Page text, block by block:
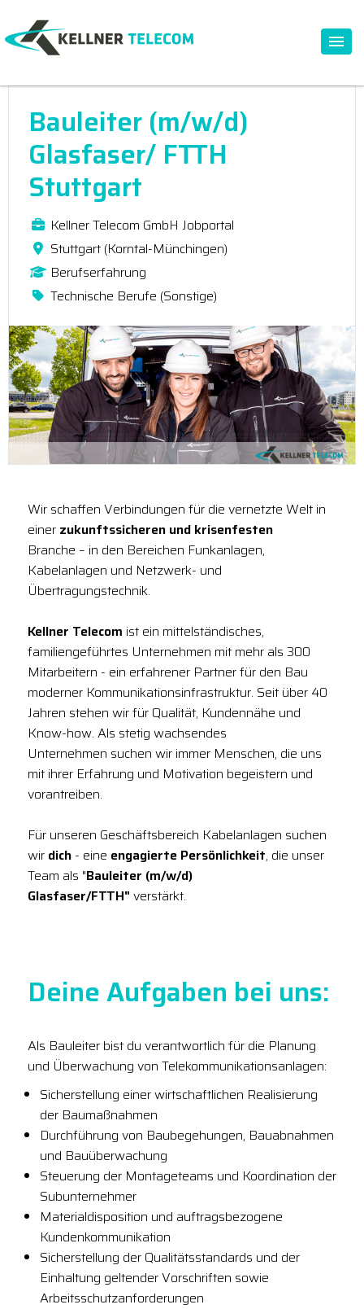
Bauleiter (m/w/d)
Glasfaser/ FTTH
Stuttgart
Kellner Telecom GmbH Jobportal
Stuttgart (Korntal-Münchingen)
Berufserfahrung
Technische Berufe (Sonstige)
Wir schaffen Verbindungen für die vernetzte Welt in
einer zukunftssicheren und krisenfesten
Branche – in den Bereichen Funkanlagen,
Kabelanlagen und Netzwerk- und
Übertragungstechnik.
Kellner Telecom ist ein mittelständisches,
familiengeführtes Unternehmen mit mehr als 300
Mitarbeitern - ein erfahrener Partner für den Bau
moderner Kommunikationsinfrastruktur. Seit über 40
Jahren stehen wir für Qualität, Kundennähe und
Know-how. Als stetig wachsendes
Unternehmen suchen wir immer Menschen, die uns
mit ihrer Erfahrung und Motivation begeistern und
vorantreiben.
Für unseren Geschäftsbereich Kabelanlagen suchen
wir dich - eine engagierte Persönlichkeit, die unser
Team als "Bauleiter (m/w/d)
Glasfaser/FTTH" verstärkt.
Deine Aufgaben bei uns:
Als Bauleiter bist du verantwortlich für die Planung
und Überwachung von Telekommunikationsanlagen:
Sicherstellung einer wirtschaftlichen Realisierung
der Baumaßnahmen
Durchführung von Baubegehungen, Bauabnahmen
und Bauüberwachung
Steuerung der Montageteams und Koordination der
Subunternehmer
Materialdisposition und auftragsbezogene
Kundenkommunikation
Sicherstellung der Qualitätsstandards und der
Einhaltung geltender Vorschriften sowie
Arbeitsschutzanforderungen